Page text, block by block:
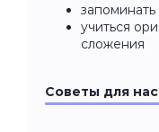
учиться
сложения
Советы для